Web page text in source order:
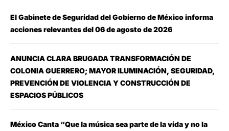
El Gabinete de Seguridad del Gobierno de México informa
acciones relevantes del 06 de agosto de 2026
ANUNCIA CLARA BRUGADA TRANSFORMACIÓN DE
COLONIA GUERRERO; MAYOR ILUMINACIÓN, SEGURIDAD,
PREVENCIÓN DE VIOLENCIA Y CONSTRUCCIÓN DE
ESPACIOS PÚBLICOS
México Canta “Que la música sea parte de la vida y no la